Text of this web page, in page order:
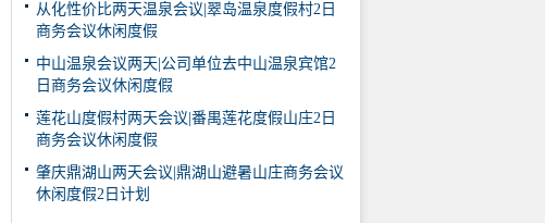
从化性价比两天温泉会议|翠岛温泉度假村2日
商务会议休闲度假
中山温泉会议两天|公司单位去中山温泉宾馆2
日商务会议休闲度假
莲花山度假村两天会议|番禺莲花度假山庄2日
商务会议休闲度假
肇庆鼎湖山两天会议|鼎湖山避暑山庄商务会议
休闲度假2日计划